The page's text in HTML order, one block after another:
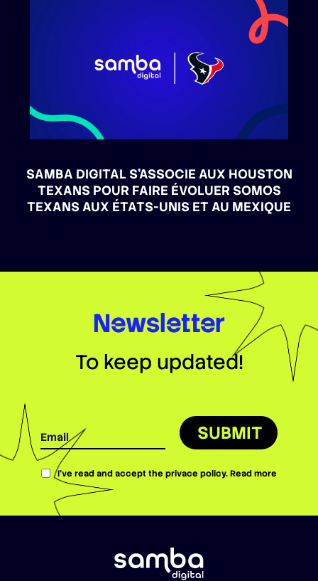
SAMBA DIGITAL S’ASSOCIE AUX HOUSTON
TEXANS POUR FAIRE ÉVOLUER SOMOS
TEXANS AUX ÉTATS-UNIS ET AU MEXIQUE
Newsletter
To keep updated!
SUBMIT
I’ve read and accept the privace policy.Read more